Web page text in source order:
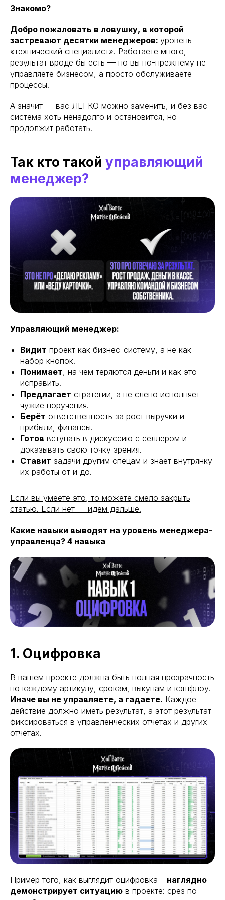
Знакомо?
Добро пожаловать в ловушку, в которой
застревают десятки менеджеров: уровень
«технический специалист». Работаете много,
результат вроде бы есть — но вы по-прежнему не
управляете бизнесом, а просто обслуживаете
процессы.
А значит — вас ЛЕГКО можно заменить, и без вас
система хоть ненадолго и остановится, но
продолжит работать.
Так кто такой управляющий
менеджер?
Управляющий менеджер:
Видит проект как бизнес-систему, а не как
набор кнопок.
Понимает , на чем теряются деньги и как это
исправить.
Предлагает стратегии, а не слепо исполняет
чужие поручения.
Берёт ответственность за рост выручки и
прибыли, финансы.
Готов вступать в дискуссию с селлером и
доказывать свою точку зрения.
Ставит задачи другим спецам и знает внутрянку
их работы от и до.
Если вы умеете это, то можете смело закрыть
статью. Если нет — идем дальше.
Какие навыки выводят на уровень менеджера-
управленца? 4 навыка
1. Оцифровка
В вашем проекте должна быть полная прозрачность
по каждому артикулу, срокам, выкупам и кэшфлоу.
Иначе вы не управляете, а гадаете. Каждое
действие должно иметь результат, а этот результат
фиксироваться в управленческих отчетах и других
отчетах.
Пример того, как выглядит оцифровка – наглядно
демонстрирует ситуацию в проекте: срез по